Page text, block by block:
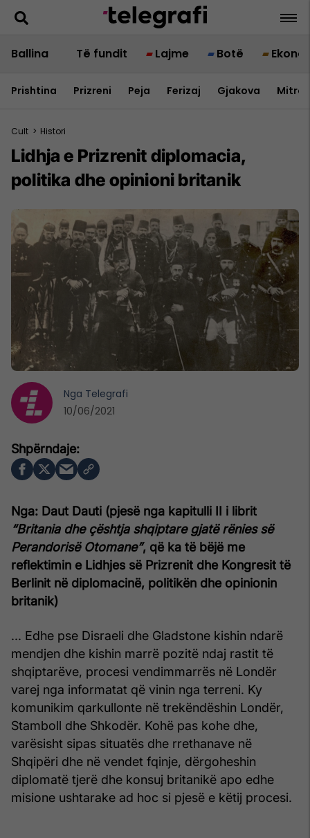
Ballina Të fundit Lajme Botë
Prishtina Prizreni Peja Ferizaj Gjakova
Cult > Histori
Lidhja e Prizrenit diplomacia,
politika dhe opinioni britanik
Nga: Daut Dauti (pjesë nga kapitulli II i librit
“Britania dhe çështja shqiptare gjatë rënies së
Perandorisë Otomane”, që ka të bëjë me
reflektimin e Lidhjes së Prizrenit dhe Kongresit të
Berlinit në diplomacinë, politikën dhe opinionin
britanik)
... Edhe pse Disraeli dhe Gladstone kishin ndarë
mendjen dhe kishin marrë pozitë ndaj rastit të
shqiptarëve, procesi vendimmarrës në Londër
varej nga informatat që vinin nga terreni. Ky
komunikim qarkullonte në trekëndëshin Londër,
Stamboll dhe Shkodër. Kohë pas kohe dhe,
varësisht sipas situatës dhe rrethanave në
Shqipëri dhe në vendet fqinje, dërgoheshin
diplomatë tjerë dhe konsuj britanikë apo edhe
misione ushtarake ad hoc si pjesë e këtij procesi.
Nga Telegrafi
10/06/2021